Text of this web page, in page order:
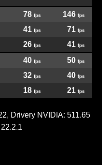
78
146
41
71
26
41
40
50
32
40
18 21
Drivery NVIDIA: 511.65